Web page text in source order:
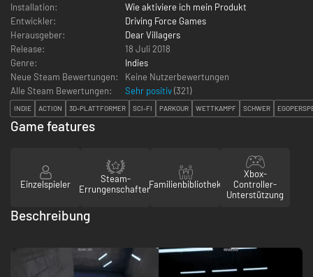
Installation:
Wie aktiviere ich mein Produkt
Entwickler:
Driving Force Games
Herausgeber:
Dear Villagers
Release:
18 Juli 2018
Genre:
Indies
Neue Steam Bewertungen:
Keine Nutzerbewertungen
Alle Steam Bewertungen:
Sehr positiv(321)
INDIE ACTION 3D-PLATTFORMER SCI-FI PARKOUR WETTKAMPF SCHWER
Game features
Einzelspieler
Steam-
ErrungenschaftenFamilienbibliothek
Xbox-
Controller-
Unterstützung
Beschreibung